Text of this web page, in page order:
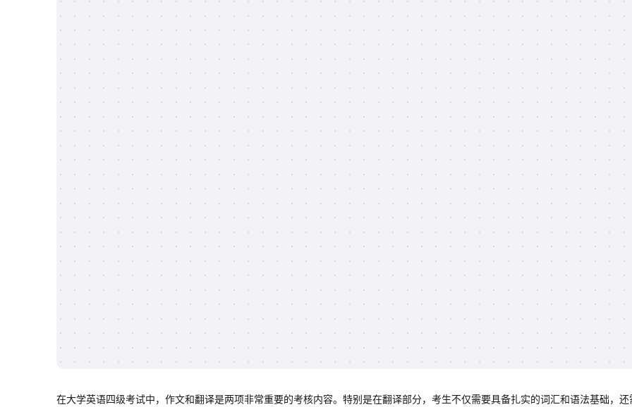
在大学英语四级考试中，作文和翻译是两项非常重要的考核内容。特别是在翻译部分，考生不仅需要具备扎实的词汇和语法基础，还